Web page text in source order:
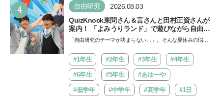
4 自由研究 2026.08.03
QuizKnock東問さん＆言さんと田村正資さんが
案内！ 「よみうりランド」で遊びながら自由研
究が進む期間限定イベントが開催
「自由研究のテーマが決まらない…」。そんな夏休みの悩み
バ!!…
#1年生 #2年生 #3年生 #4年生
#6年生 #5年生 #あゆーや
#低学年 #中学年 #高学年 #1日